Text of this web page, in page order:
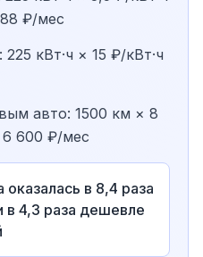
₽/мес
кВт·ч × 15 ₽/кВт·ч
авто: 1500 км × 8
600 ₽/мес
в 8,4 раза
в 4,3 раза дешевле